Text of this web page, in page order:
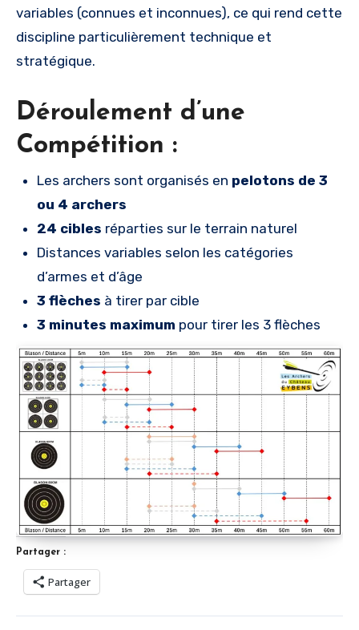
variables (connues et inconnues), ce qui rend cette
discipline particulièrement technique et
stratégique.
Déroulement d’une
Compétition :
Les archers sont organisés en pelotons de 3
ou 4 archers
24 cibles réparties sur le terrain naturel
Distances variables selon les catégories
d’armes et d’âge
3 flèches à tirer par cible
3 minutes maximum pour tirer les 3 flèches
Partager :
Partager